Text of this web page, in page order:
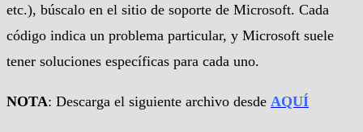
etc.), búscalo en el sitio de soporte de Microsoft. Cada
código indica un problema particular, y Microsoft suele
tener soluciones específicas para cada uno.
NOTA: Descarga el siguiente archivo desde AQUÍ